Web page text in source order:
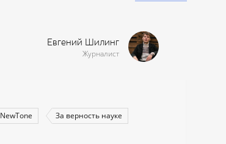
Евгений Шилинг
Журналист
NewTone За верность науке